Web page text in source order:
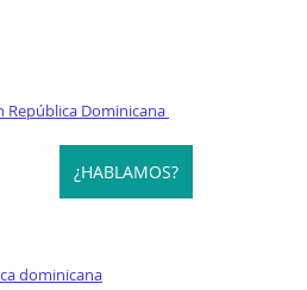
República Dominicana
¿HABLAMOS?
dominicana